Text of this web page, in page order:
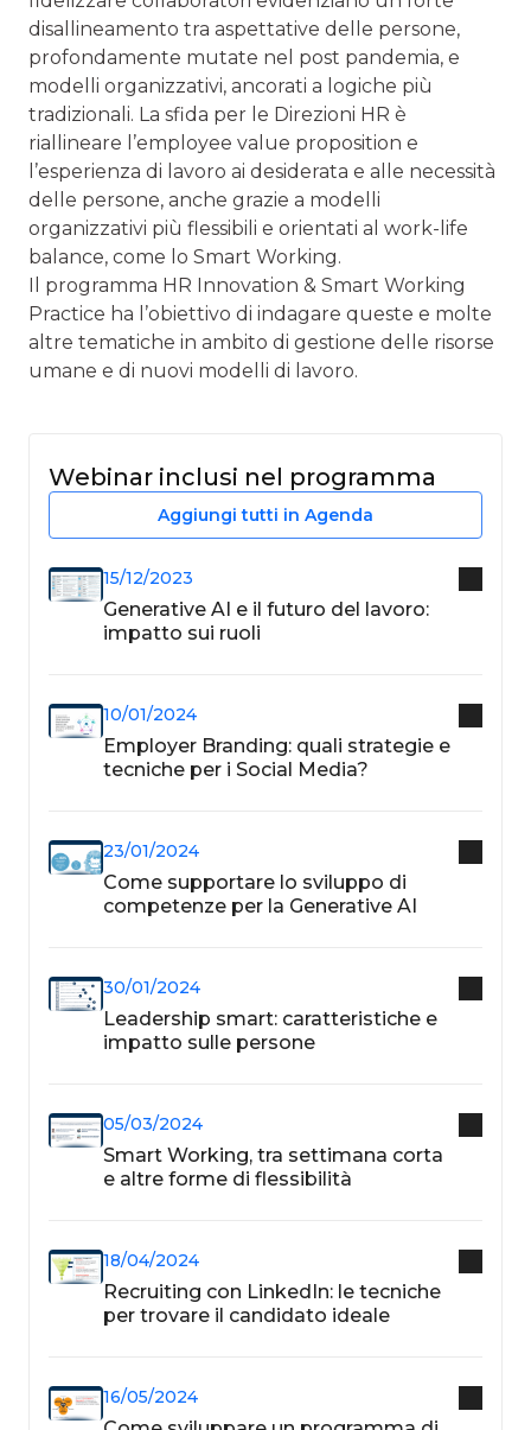
disallineamento tra aspettative delle persone,
profondamente mutate nel post pandemia, e
modelli organizzativi, ancorati a logiche più
tradizionali. La sfida per le Direzioni HR è
riallineare l’employee value proposition e
l’esperienza di lavoro ai desiderata e alle necessità
delle persone, anche grazie a modelli
organizzativi più flessibili e orientati al work-life
balance, come lo Smart Working.
Il programma HR Innovation & Smart Working
Practice ha l’obiettivo di indagare queste e molte
altre tematiche in ambito di gestione delle risorse
umane e di nuovi modelli di lavoro.
Webinar inclusi nel programma
Aggiungi tutti in Agenda
15/12/2023
Generative AI e il futuro del lavoro:
impatto sui ruoli
10/01/2024
Employer Branding: quali strategie e
tecniche per i Social Media?
23/01/2024
Come supportare lo sviluppo di
competenze per la Generative AI
30/01/2024
Leadership smart: caratteristiche e
impatto sulle persone
05/03/2024
Smart Working, tra settimana corta
e altre forme di flessibilità
18/04/2024
Recruiting con LinkedIn: le tecniche
per trovare il candidato ideale
16/05/2024